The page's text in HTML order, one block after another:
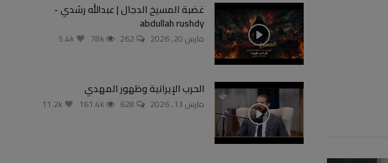
غضبة المسيخ الدجال | عبدالله رشدي -
abdullah rushdy
مارس 20, 2026 262
78k
الحرب الإيرانية وظهور المهدي
مارس 13, 2026 628
161.4k